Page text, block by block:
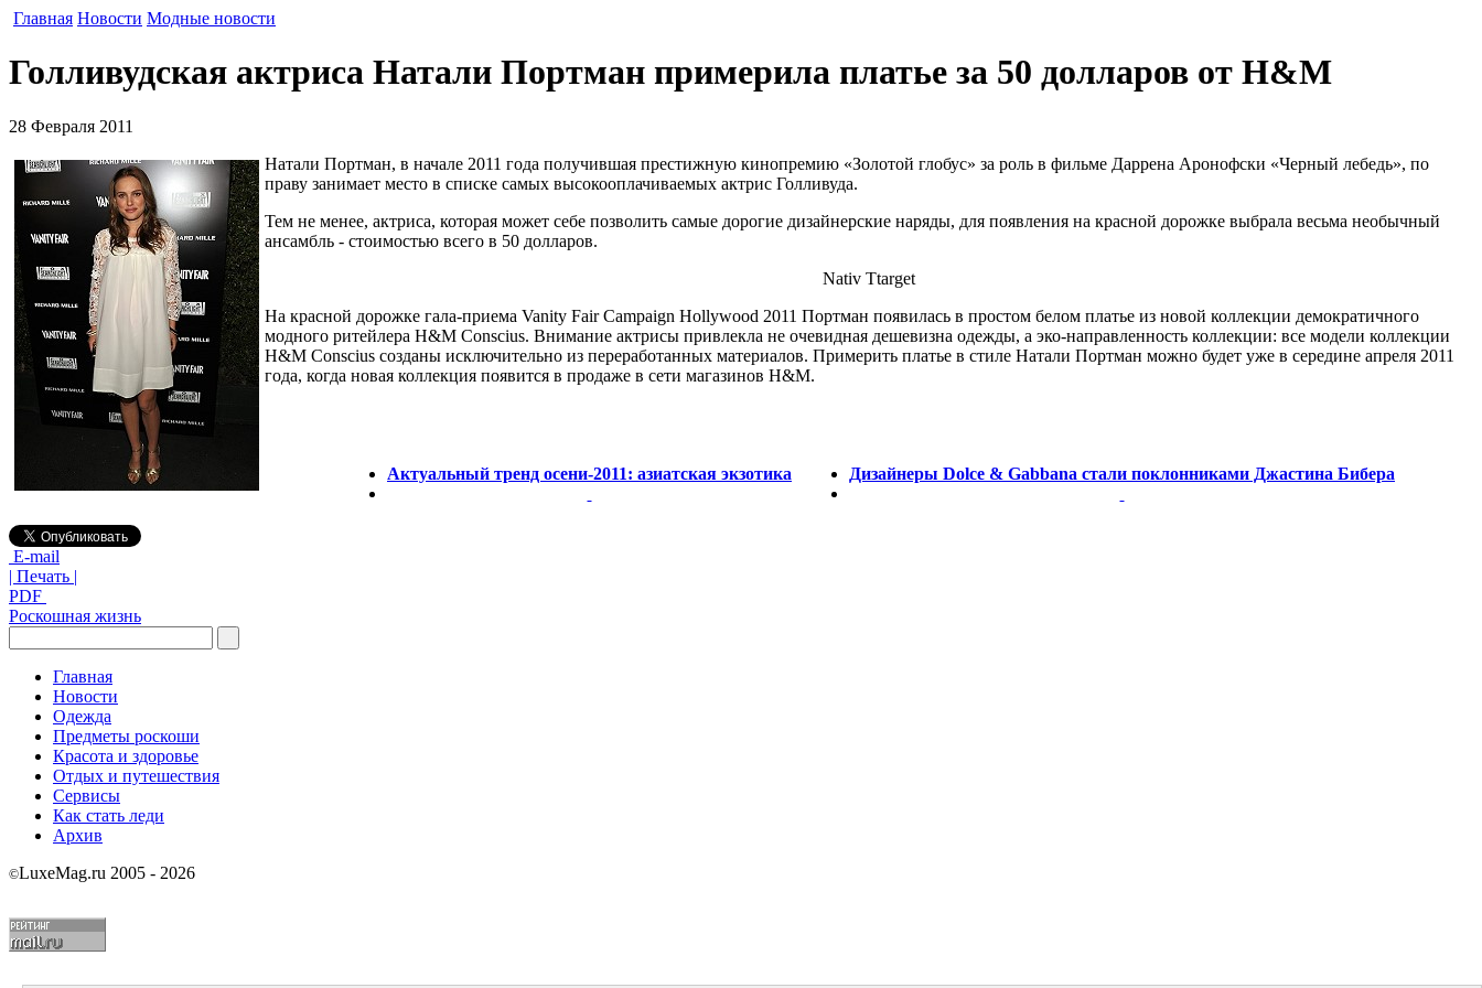
Главная Новости Модные новости
Голливудская актриса Натали Портман примерила платье за 50 долларов от H&M
28 Февраля 2011
Натали Портман, в начале 2011 года получившая престижную кинопремию «Золотой глобус» за роль в фильме Даррена Аронофски «Черный лебедь», по
праву занимает место в списке самых высокооплачиваемых актрис Голливуда.
Тем не менее, актриса, которая может себе позволить самые дорогие дизайнерские наряды, для появления на красной дорожке выбрала весьма необычный
ансамбль - стоимостью всего в 50 долларов.
Nativ Ttarget
На красной дорожке гала-приема Vanity Fair Campaign Hollywood 2011 Портман появилась в простом белом платье из новой коллекции демократичного
модного ритейлера H&M Conscius. Внимание актрисы привлекла не очевидная дешевизна одежды, а эко-направленность коллекции: все модели коллекции
H&M Conscius созданы исключительно из переработанных материалов. Примерить платье в стиле Натали Портман можно будет уже в середине апреля 2011
года, когда новая коллекция появится в продаже в сети магазинов H&M.
Актуальный тренд осени-2011: азиатская экзотика Дизайнеры Dolce & Gabbana стали поклонниками Джастина Бибера
E-mail
| Печать |
PDF
Роскошная жизнь
Главная
Новости
Одежда
Предметы роскоши
Красота и здоровье
Отдых и путешествия
Сервисы
Как стать леди
Архив
©LuxeMag.ru 2005 - 2026